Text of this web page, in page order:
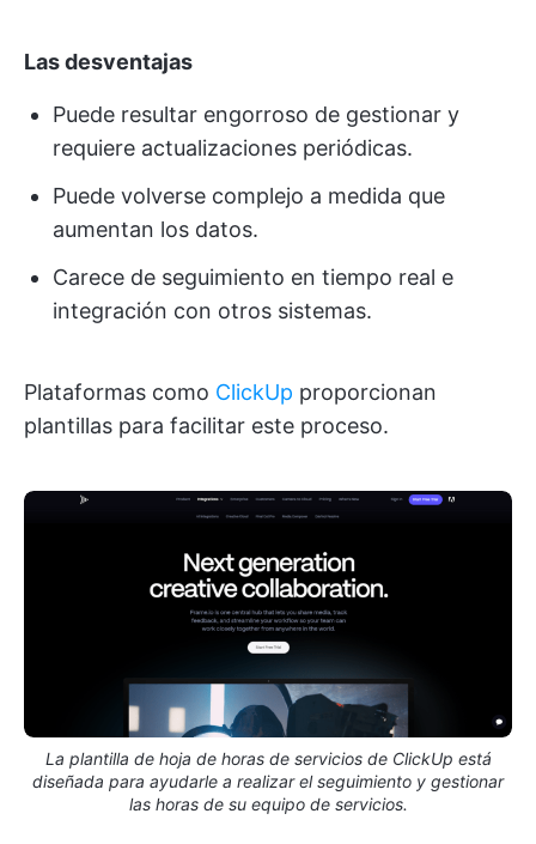
Las desventajas
Puede resultar engorroso de gestionar y
requiere actualizaciones periódicas.
Puede volverse complejo a medida que
aumentan los datos.
Carece de seguimiento en tiempo real e
integración con otros sistemas.
Plataformas como ClickUp proporcionan
plantillas para facilitar este proceso.
La plantilla de hoja de horas de servicios de ClickUp está
diseñada para ayudarle a realizar el seguimiento y gestionar
las horas de su equipo de servicios.